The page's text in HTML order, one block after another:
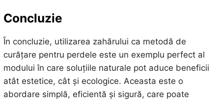
Concluzie
În concluzie, utilizarea zahărului ca metodă de
curățare pentru perdele este un exemplu perfect al
modului în care soluțiile naturale pot aduce beneficii
atât estetice, cât și ecologice. Aceasta este o
abordare simplă, eficientă și sigură, care poate